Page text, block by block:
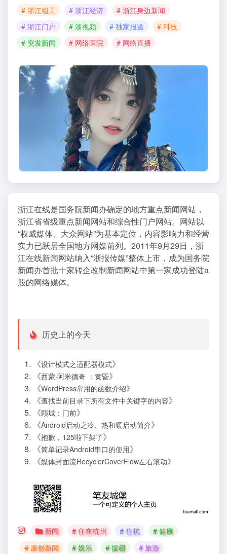
# 浙江组工
# 浙江经济
# 浙江身边新闻
# 浙江门户
# 浙视频 # 独家报道
# 科技
# 突发新闻
# 网络医院 # 网络直播
浙江在线是国务院新闻办确定的地方重点新闻网站，
浙江省省级重点新闻网站和综合性门户网站。网站以
“权威媒体、大众网站”为基本定位，内容影响力和经营
实力已跃居全国地方网媒前列。2011年9月29日，浙
江在线新闻网站纳入“浙报传媒”整体上市，成为国务院
新闻办首批十家转企改制新闻网站中第一家成功登陆a
股的网络媒体。
历史上的今天
《设计模式之适配器模式》
《西蒙·阿米德奇 ：黄昏》
《WordPress常用的函数介绍》
《查找当前目录下所有文件中关键字的内容》
《顾城：门前》
《Android启动之冷、热和暖启动简介》
《抱歉，125啦下架了》
《简单记录Android串口的使用》
《媒体封面流RecyclerCoverFlow左右滚动》
新闻 # 住在杭州 # 住杭
# 健康
# 原创新闻
# 娱乐 # 援疆 # 旅游